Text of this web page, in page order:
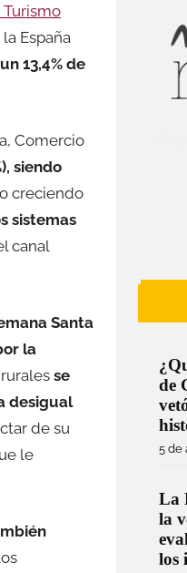
España
un 13,4% de
Comercio
siendo
creciendo
sistemas
canal
Santa
la
se
desigual
de su
le
de
5 de
La
la
los